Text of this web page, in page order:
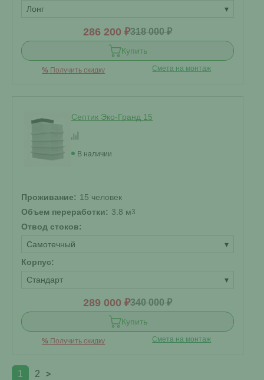
Лонг
▾
286 200 ₽318 000 ₽
Купить
% Получить скидку Смета на монтаж
Септик Эко-Гранд 15
В наличии
Проживание: 15 человек
Объем переработки: 3.8 м3
Отвод стоков:
Самотечный
▾
Корпус:
Стандарт
▾
289 000 ₽340 000 ₽
Купить
% Получить скидку Смета на монтаж
1 2 >